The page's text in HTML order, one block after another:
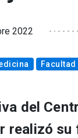
2022
del
realizó